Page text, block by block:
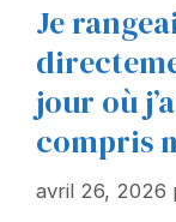
Je
jour où
compris
avril 26, 2026